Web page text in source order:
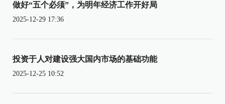
做好“五个必须”，为明年经济工作开好局
2025-12-29 17:36
投资于人对建设强大国内市场的基础功能
2025-12-25 10:52